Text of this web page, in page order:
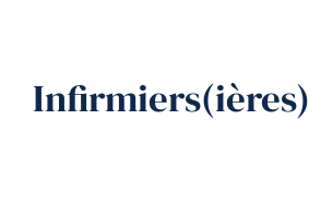
Infirmiers(ières)